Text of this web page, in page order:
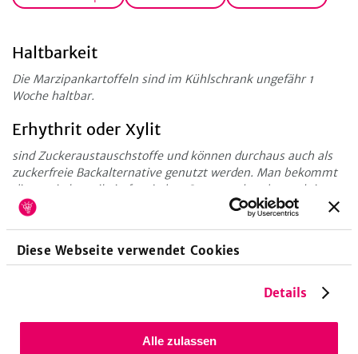
Diese Webseite verwendet Cookies
Details
Alle zulassen
Haltbarkeit
Die Marzipankartoffeln sind im Kühlschrank ungefähr 1
Woche haltbar.
Erhythrit oder Xylit
sind Zuckeraustauschstoffe und können durchaus auch als
zuckerfreie Backalternative genutzt werden. Man bekommt
diese mittlerweile in fast jedem Supermarkt oder auch in
Drogerien.
auch durch Wasser ersetzen, aber für das perfekte
Marzipanaroma ist Rosenwasser unersetzlich!
probieren. Ein fast vergessener Plätzchen-